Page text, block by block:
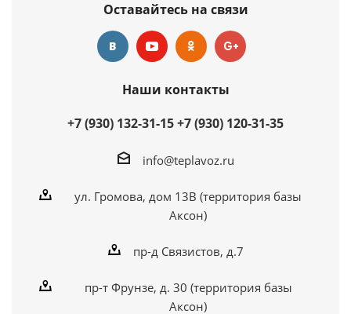
Оставайтесь на связи
Наши контакты
+7 (930) 132-31-15+7 (930) 120-31-35
info@teplavoz.ru
ул. Громова, дом 13В (территория базы
Аксон)
пр-д Связистов, д.7
пр-т Фрунзе, д. 30 (территория базы
Аксон)